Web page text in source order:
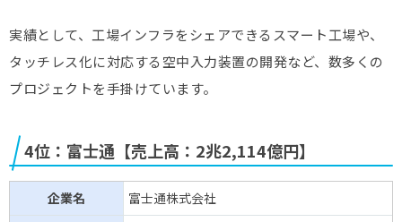
実績として、工場インフラをシェアできるスマート工場や、
タッチレス化に対応する空中入力装置の開発など、数多くの
プロジェクトを手掛けています。
4位：富士通【売上高：2兆2,114億円】
企業名 富士通株式会社